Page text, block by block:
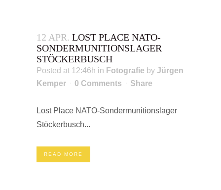
12 APR. LOST PLACE NATO-
SONDERMUNITIONSLAGER
STÖCKERBUSCH
Posted at 12:46h in Fotografie by Jürgen
Kemper
0 Comments Share
Lost Place NATO-Sondermunitionslager
Stöckerbusch...
READ MORE